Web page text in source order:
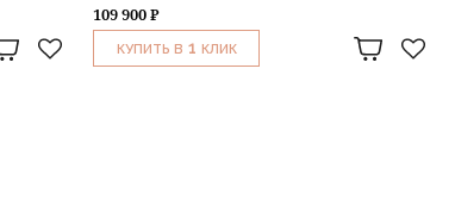
109 900 ₽
КУПИТЬ В 1 КЛИК